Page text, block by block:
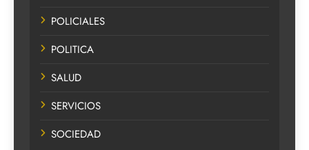
POLICIALES
POLITICA
SALUD
SERVICIOS
SOCIEDAD